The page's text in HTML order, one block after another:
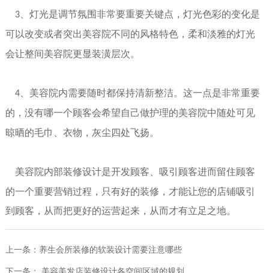
3、灯光是调节氛围非常要重要关键点，灯光色彩的变化是
可以改变或者突出美容院不同的风格特色， 柔和淡雅的灯光
会让整间美容院更显装潢层次。
4、美容院内需要随时都保持清新整洁。这一点是非常重要
的，没有哪一个顾客会希望自己做护理的美容院中随处可见
晾晒的毛巾、衣物，灰尘四处飞扬。
美容院内部装修设计是开发顾客、吸引顾客进而留住顾客
的一个重要营销过程 ，只有好的装修，才能让您的店铺吸引
到顾客，从而把更好的运营起来， 从而才有立足之地。
上一条： 养生会所装修的软装设计需要注意哪些